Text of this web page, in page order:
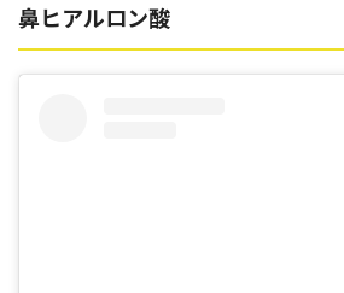
鼻ヒアルロン酸